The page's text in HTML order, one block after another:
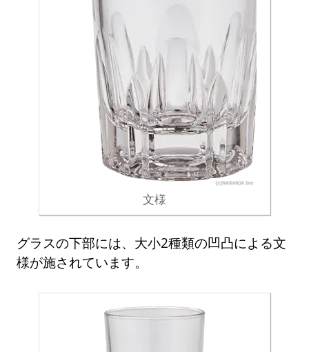
文様
グラスの下部には、大小2種類の凹凸による文
様が施されています。